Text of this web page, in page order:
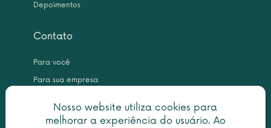
Nosso website utiliza cookies para
melhorar a experiência do usuário. Ao
Depoimentos
Contato
Para você
Para sua empresa